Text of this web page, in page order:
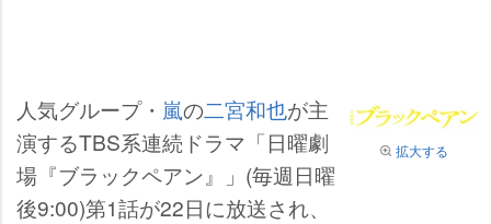
拡大する
人気グループ・ 嵐の二宮和也が主
演するTBS系連続ドラマ「日曜劇
場『ブラックペアン』」(毎週日曜
後9:00)第1話が22日に放送され、